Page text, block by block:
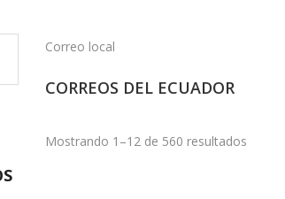
Correo local
CORREOS DEL ECUADOR
Mostrando 1–12 de 560 resultados